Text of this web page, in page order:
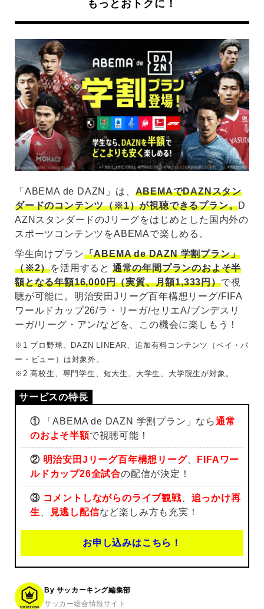
もっとおトクに！
「ABEMA de DAZN」は、 ABEMAでDAZNスタン
ダードのコンテンツ（※1）が視聴できるプラン。D
AZNスタンダードのJリーグをはじめとした国内外の
スポーツコンテンツをABEMAで楽しめる。
学生向けプラン「ABEMA de DAZN 学割プラン」
（※2）を活用すると 通常の年間プランのおよそ半
額となる年額16,000円（実質、月額1,333円）で視
聴が可能に。明治安田Jリーグ百年構想リーグ/FIFA
ワールドカップ26/ラ・リーガ/セリエA/ブンデスリ
ーガ/リーグ・アン/などを、この機会に楽しもう！
※1 プロ野球、DAZN LINEAR、追加有料コンテンツ（ペイ・パ
ー・ビュー）は対象外。
※2 高校生、専門学生、短大生、大学生、大学院生が対象。
①「ABEMA de DAZN 学割プラン」なら通常
のおよそ半額で視聴可能！
② 明治安田Jリーグ百年構想リーグ、
FIFAワー
ルドカップ26全試合の配信が決定！
③ コメントしながらのライブ観戦、 追っかけ再
生
見逃し配信など楽しみ方も充実！
お申し込みはこちら！
By サッカーキング編集部
サッカー総合情報サイト